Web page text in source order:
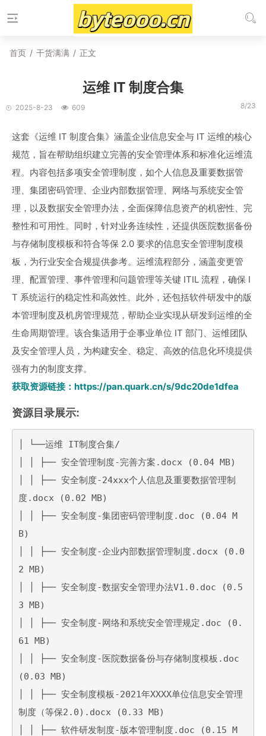
首页 / 干货满满 / 正文
运维 IT 制度合集
2025-8-23 609 8/23
这套《运维 IT 制度合集》涵盖企业信息安全与 IT 运维的核心
规范，旨在帮助组织建立完善的安全管理体系和标准化运维流
程。内容包括多项安全管理制度，如个人信息及重要数据管
理、集团密码管理、企业内部数据管理、网络与系统安全管
理，以及数据安全管理办法，全面保障信息资产的机密性、完
整性和可用性。同时，针对业务连续性，还提供医院数据备份
与存储制度模板和符合等保 2.0 要求的信息安全管理制度模
板，为行业安全合规提供参考。运维流程部分，涵盖变更管
理、配置管理、事件管理和问题管理等关键 ITIL 流程，确保 I
T 系统运行的稳定性和高效性。此外，还包括软件研发中的版
本管理制度及机房管理规范，帮助企业实现从研发到运维的全
生命周期管理。该合集适用于企事业单位 IT 部门、运维团队
及安全管理人员，为构建安全、稳定、高效的信息化环境提供
强有力的制度支撑。
获取资源链接：https://pan.quark.cn/s/9dc20de1dfea
资源目录展示:
│ └──运维 IT制度合集/
│ │ ├── 安全管理制度-完善方案.docx (0.04 MB)
│ │ ├── 安全制度-24xxx个人信息及重要数据管理制
度.docx (0.02 MB)
│ │ ├── 安全制度-集团密码管理制度.doc (0.04 M
B)
│ │ ├── 安全制度-企业内部数据管理制度.docx (0.0
2 MB)
│ │ ├── 安全制度-数据安全管理办法V1.0.doc (0.5
3 MB)
│ │ ├── 安全制度-网络和系统安全管理规定.doc (0.
61 MB)
│ │ ├── 安全制度-医院数据备份与存储制度模板.doc
(0.03 MB)
│ │ ├── 安全制度模板-2021年XXXX单位信息安全管理
制度（等保2.0).docx (0.33 MB)
│ │ ├── 软件研发制度-版本管理制度.doc (0.15 M